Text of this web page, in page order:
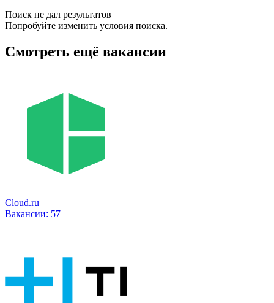
Поиск не дал результатов
Попробуйте изменить условия поиска.
Смотреть ещё вакансии
Cloud.ru
Вакансии: 57